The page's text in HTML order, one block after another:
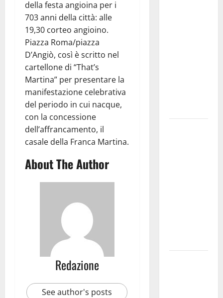
della festa angioina per i
703 anni della città: alle
19,30 corteo angioino.
Piazza Roma/piazza
D’Angiò, così è scritto nel
cartellone di “That’s
Martina” per presentare la
manifestazione celebrativa
del periodo in cui nacque,
con la concessione
dell’affrancamento, il
casale della Franca Martina.
About The Author
Redazione
See author's posts